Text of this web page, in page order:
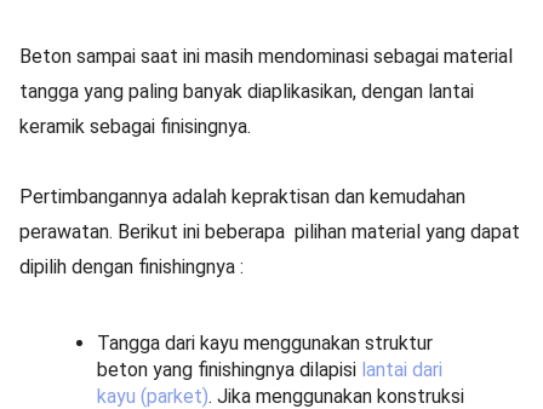
Beton sampai saat ini masih mendominasi sebagai material
tangga yang paling banyak diaplikasikan, dengan lantai
keramik sebagai finisingnya.
Pertimbangannya adalah kepraktisan dan kemudahan
perawatan. Berikut ini beberapa pilihan material yang dapat
dipilih dengan finishingnya :
Tangga dari kayu menggunakan struktur
beton yang finishingnya dilapisi lantai dari
kayu (parket). Jika menggunakan konstruksi